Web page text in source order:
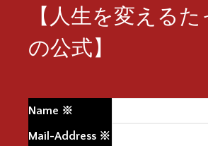
【人生を変える
の公式】
Name ※
Mail-Address ※